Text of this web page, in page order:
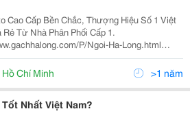
Cao Cấp Bền Chắc, Thượng Hiệu Số 1 Việt
Từ Nhà Phân Phối Cấp 1.
P/Ngoi-Ha-Long.html
Tăng Bình Dương Địa Chỉ: 15D Quốc Lộ
Dãy Nhà Lầu Cư Xá Bà Điểm) Phường
Tâ
Hồ Chí Minh >1 năm
Nhất Việt Nam?